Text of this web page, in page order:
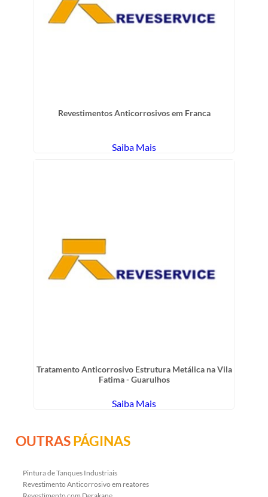
Revestimentos Anticorrosivos em Franca
Saiba Mais
Tratamento Anticorrosivo Estrutura Metálica na Vila
Fatima - Guarulhos
Saiba Mais
OUTRASPÁGINAS
Pintura de Tanques Industriais
Revestimento Anticorrosivo em reatores